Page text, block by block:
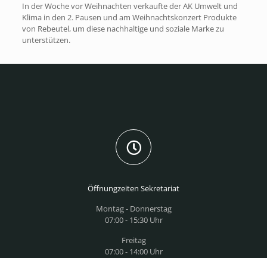
In der Woche vor Weihnachten verkaufte der AK Umwelt und
Klima in den 2. Pausen und am Weihnachtskonzert Produkte
von Rebeutel, um diese nachhaltige und soziale Marke zu
unterstützen.
Öffnungzeiten Sekretariat
Montag - Donnerstag
07:00 - 15:30 Uhr
Freitag
07:00 - 14:00 Uhr